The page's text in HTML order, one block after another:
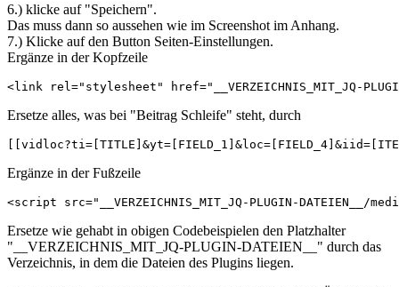
6.) klicke auf "Speichern".
Das muss dann so aussehen wie im Screenshot im Anhang.
7.) Klicke auf den Button Seiten-Einstellungen.
Ergänze in der Kopfzeile
<link rel="stylesheet" href="__VERZEICHNIS_MIT_JQ-
Ersetze alles, was bei "Beitrag Schleife" steht, durch
Ergänze in der Fußzeile
<script src="__VERZEICHNIS_MIT_JQ-PLUGIN-
Ersetze wie gehabt in obigen Codebeispielen den Platzhalter
"__VERZEICHNIS_MIT_JQ-PLUGIN-DATEIEN__" durch das
Verzeichnis, in dem die Dateien des Plugins liegen.